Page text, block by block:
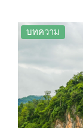
ขึ้นพูสี ก็เท่ากั
บทความ